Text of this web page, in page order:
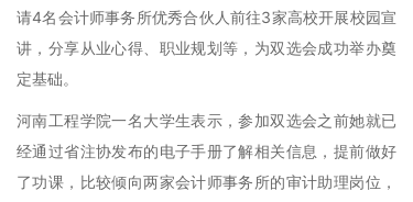
请4名会计师事务所优秀合伙人前往3家高校开展校园宣
讲，分享从业心得、职业规划等，为双选会成功举办奠
定基础。
河南工程学院一名大学生表示，参加双选会之前她就已
经通过省注协发布的电子手册了解相关信息，提前做好
了功课，比较倾向两家会计师事务所的审计助理岗位，